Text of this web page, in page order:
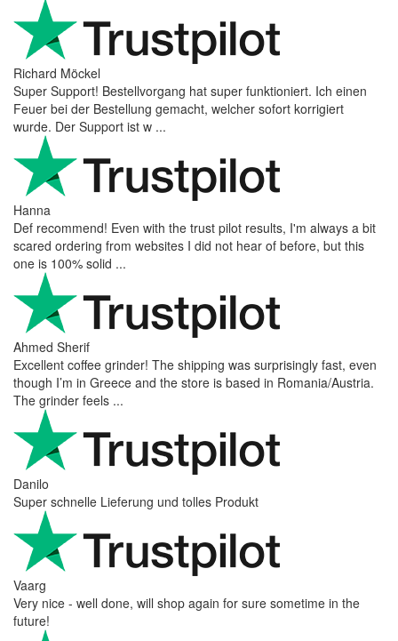
Richard Möckel
Super Support! Bestellvorgang hat super funktioniert. Ich einen
Feuer bei der Bestellung gemacht, welcher sofort korrigiert
wurde. Der Support ist w ...
Hanna
Def recommend! Even with the trust pilot results, I'm always a bit
scared ordering from websites I did not hear of before, but this
one is 100% solid ...
Ahmed Sherif
Excellent coffee grinder! The shipping was surprisingly fast, even
though I’m in Greece and the store is based in Romania/Austria.
The grinder feels ...
Danilo
Super schnelle Lieferung und tolles Produkt
Vaarg
Very nice - well done, will shop again for sure sometime in the
future!